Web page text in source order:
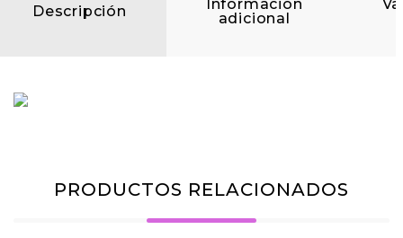
Descripción
Información
adicional
PRODUCTOS RELACIONADOS